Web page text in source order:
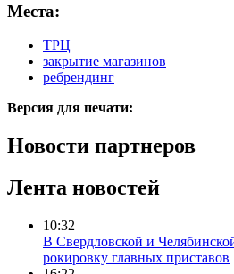
Места:
ТРЦ
закрытие магазинов
ребрендинг
Версия для печати:
Новости партнеров
Лента новостей
10:32
В Свердловской и
рокировку главных приставов